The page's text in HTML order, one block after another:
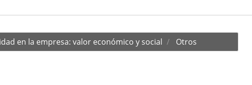
en la empresa: valor económico y social Otros